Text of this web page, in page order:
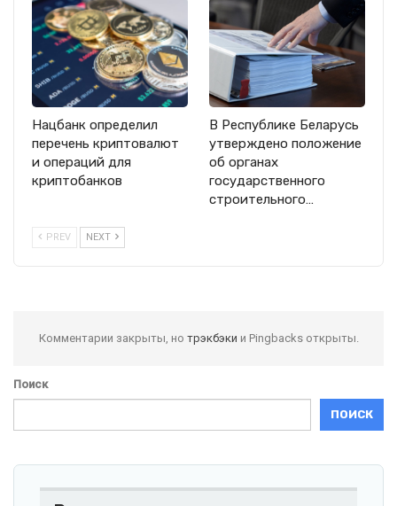
Нацбанк определил
перечень криптовалют
и операций для
криптобанков
В Республике Беларусь
утверждено положение
об органах
государственного
строительного…
PREV NEXT
Комментарии закрыты, но трэкбэки и Pingbacks открыты.
Поиск
ПОИСК